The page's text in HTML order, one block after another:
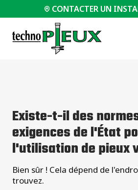
CONTACTER UN
Patios
Agrandissements
Maisons / Chalets
Garages / Abris
types de
Industriel
Service d'ingénierie
Documents
techniques
Équipements
d'installation
Certifications
Foire aux questions
Existe-t-il des
exigences de l'État
l'utilisation de pieux
Bien sûr ! Cela dépend de
trouvez.